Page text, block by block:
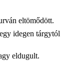
eltömődött.
idegen tárgytól
eldugult.